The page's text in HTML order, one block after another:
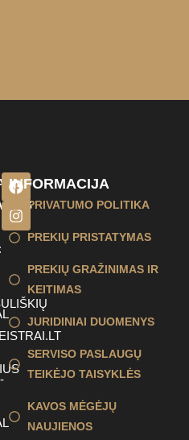
INFORMACIJA
PRIVATUMO POLITIKA
PREKIŲ PRISTATYMAS
PREKIŲ GRAŽINIMAS IR
KEITIMAS
JURIDINIAI DUOMENYS
SERVISO PASLAUGŲ
TEIKĖJO TAISYKLĖS
KAVOS MĖGĖJŲ
NAUJIENOS